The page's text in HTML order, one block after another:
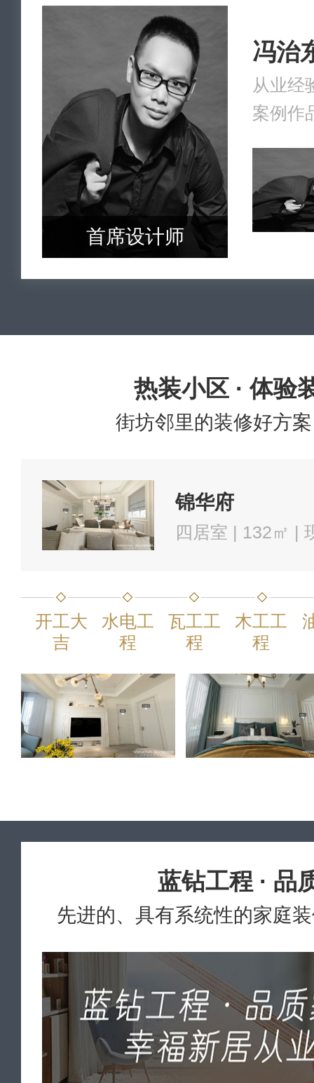
冯治
从业经
案例作
首席设计师
热装小区 · 体验
街坊邻里的装修好方
锦华府
四居室 | 132㎡ |
开工大
吉
水电工
程
瓦工工
程
木工工
程
蓝钻工程 · 品
先进的、具有系统性的家庭